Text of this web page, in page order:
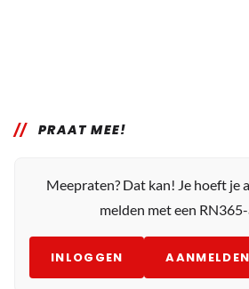
PRAAT MEE!
Meepraten? Dat kan! Je hoeft je
melden met een
INLOGGEN AANMELDEN